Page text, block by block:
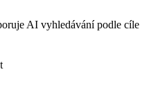
AI vyhledávání podle cíle